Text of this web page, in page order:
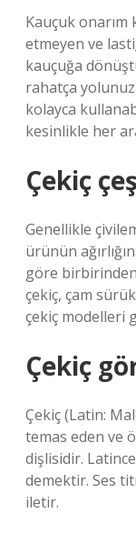
Kauçuk onarım
etmeyen ve
kauçuğa
rahatça
kolayca
kesinlikle her
Çekiç
Genellikle
ürünün
göre birbirinden
çekiç, çam
çekiç modelleri
Çekiç
Çekiç (Latin:
temas eden ve
dişlisidir.
demektir. Ses
iletir.